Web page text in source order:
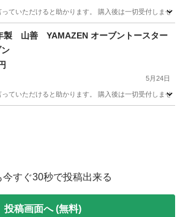
ていただけると助かります。 購入後は一切受付しませ
その他
製 山善 YAMAZEN オーブントースター
5月24日
ていただけると助かります。 購入後は一切受付しませ
今すぐ30秒で投稿出来る
投稿画面へ (無料)